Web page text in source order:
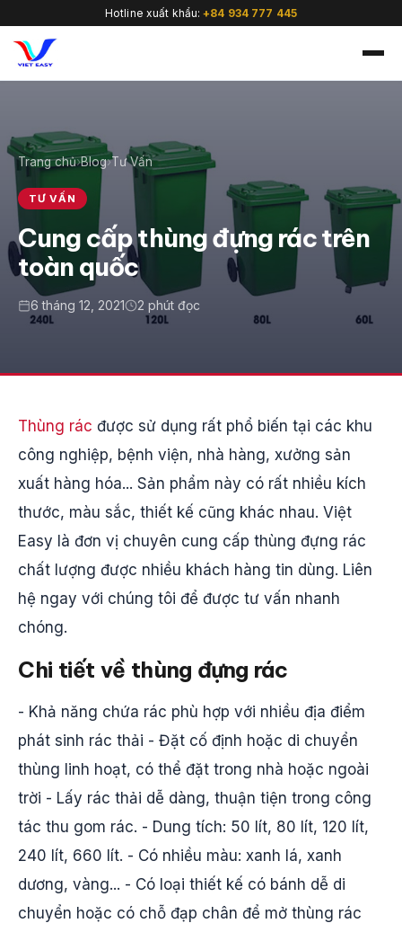
Hotline xuất khẩu:+84 934 777 445
🇻🇳
Trang chủ›Blog›Tư Vấn
TƯ VẤN
Cung cấp thùng đựng rác trên
toàn quốc
6 tháng 12, 2021 2 phút đọc
Thùng rác được sử dụng rất phổ biến tại các khu
công nghiệp, bệnh viện, nhà hàng, xưởng sản
xuất hàng hóa... Sản phẩm này có rất nhiều kích
thước, màu sắc, thiết kế cũng khác nhau. Việt
Easy là đơn vị chuyên cung cấp thùng đựng rác
chất lượng được nhiều khách hàng tin dùng. Liên
hệ ngay với chúng tôi để được tư vấn nhanh
chóng.
Chi tiết về thùng đựng rác
- Khả năng chứa rác phù hợp với nhiều địa điểm
phát sinh rác thải - Đặt cố định hoặc di chuyển
thùng linh hoạt, có thể đặt trong nhà hoặc ngoài
trời - Lấy rác thải dễ dàng, thuận tiện trong công
tác thu gom rác. - Dung tích: 50 lít, 80 lít, 120 lít,
240 lít, 660 lít. - Có nhiều màu: xanh lá, xanh
dương, vàng... - Có loại thiết kế có bánh dễ di
chuyển hoặc có chỗ đạp chân để mở thùng rác